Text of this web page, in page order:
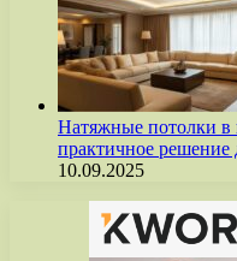
Натяжные потолки в
практичное
10.09.2025